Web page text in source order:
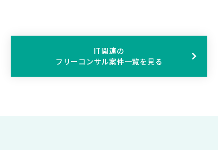
IT関連の
フリーコンサル案件一覧を見る